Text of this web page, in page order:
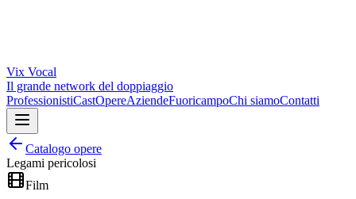
Vix Vocal
Il grande network del doppiaggio
ProfessionistiCastOpereAziendeFuoricampoChi siamoContatti
Catalogo opere
Legami pericolosi
Film